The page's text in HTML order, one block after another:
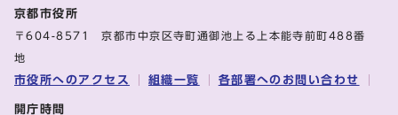
京都市役所
〒604-8571 京都市中京区寺町通御池上る上本能寺前町488番
地
市役所へのアクセス 組織一覧 各部署へのお問い合わせ
開庁時間